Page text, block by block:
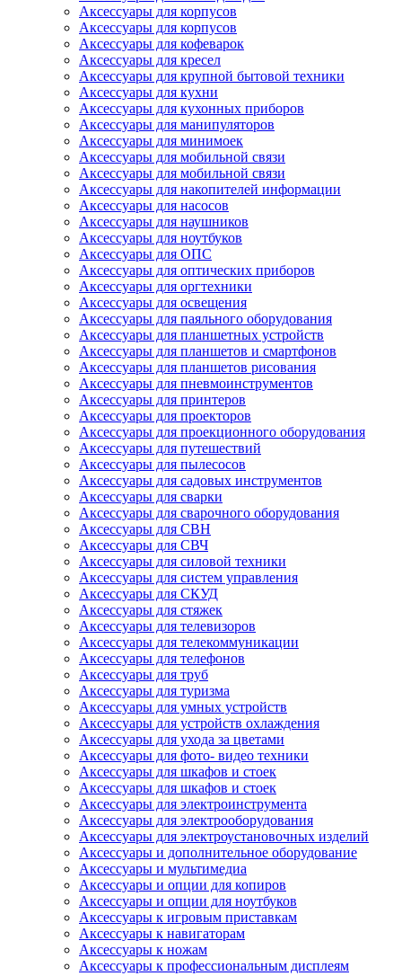
Аксессуары для корпусов
Аксессуары для корпусов
Аксессуары для кофеварок
Аксессуары для кресел
Аксессуары для крупной бытовой техники
Аксессуары для кухни
Аксессуары для кухонных приборов
Аксессуары для манипуляторов
Аксессуары для минимоек
Аксессуары для мобильной связи
Аксессуары для мобильной связи
Аксессуары для накопителей информации
Аксессуары для насосов
Аксессуары для наушников
Аксессуары для ноутбуков
Аксессуары для ОПС
Аксессуары для оптических приборов
Аксессуары для оргтехники
Аксессуары для освещения
Аксессуары для паяльного оборудования
Аксессуары для планшетных устройств
Аксессуары для планшетов и смартфонов
Аксессуары для планшетов рисования
Аксессуары для пневмоинструментов
Аксессуары для принтеров
Аксессуары для проекторов
Аксессуары для проекционного оборудования
Аксессуары для путешествий
Аксессуары для пылесосов
Аксессуары для садовых инструментов
Аксессуары для сварки
Аксессуары для сварочного оборудования
Аксессуары для СВН
Аксессуары для СВЧ
Аксессуары для силовой техники
Аксессуары для систем управления
Аксессуары для СКУД
Аксессуары для стяжек
Аксессуары для телевизоров
Аксессуары для телекоммуникации
Аксессуары для телефонов
Аксессуары для труб
Аксессуары для туризма
Аксессуары для умных устройств
Аксессуары для устройств охлаждения
Аксессуары для ухода за цветами
Аксессуары для фото- видео техники
Аксессуары для шкафов и стоек
Аксессуары для шкафов и стоек
Аксессуары для электроинструмента
Аксессуары для электрооборудования
Аксессуары для электроустановочных изделий
Аксессуары и дополнительное оборудование
Аксессуары и мультимедиа
Аксессуары и опции для копиров
Аксессуары и опции для ноутбуков
Аксессуары к игровым приставкам
Аксессуары к навигаторам
Аксессуары к ножам
Аксессуары к профессиональным дисплеям